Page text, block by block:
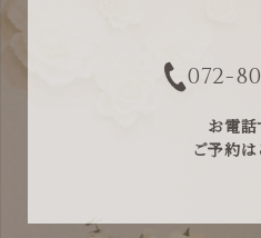
072-
お電話
ご予約